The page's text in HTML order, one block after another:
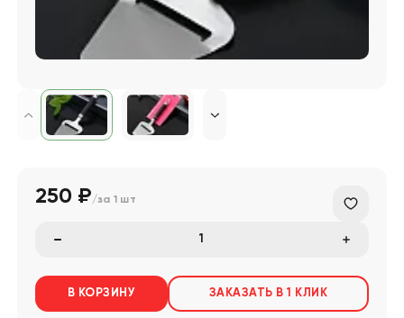
250 ₽/за 1 шт
В КОРЗИНУ ЗАКАЗАТЬ В 1 КЛИК